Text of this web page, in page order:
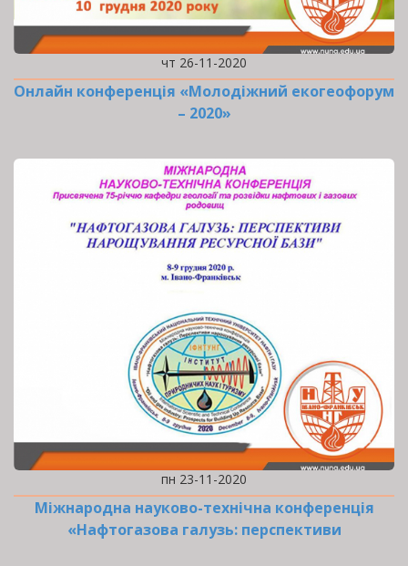
чт 26-11-2020
Онлайн конференція «Молодіжний екогеофорум
– 2020»
пн 23-11-2020
Міжнародна науково-технічна конференція
«Нафтогазова галузь: перспективи